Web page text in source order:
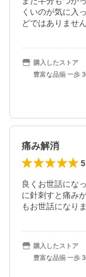
くいのが気に入
どではありません
購入したストア
豊富な品揃 一歩
痛み解消
5
良くお世話にな
に針刺すと痛み
もお世話になりま
購入したストア
豊富な品揃 一歩